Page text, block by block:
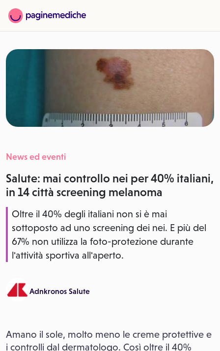
News ed eventi
Salute: mai controllo nei per 40% italiani,
in 14 città screening melanoma
Oltre il 40% degli italiani non si è mai
sottoposto ad uno screening dei nei. E più del
67% non utilizza la foto-protezione durante
l'attività sportiva all'aperto.
Adnkronos Salute
Amano il sole, molto meno le creme protettive e
i controlli dal dermatologo. Così oltre il 40%